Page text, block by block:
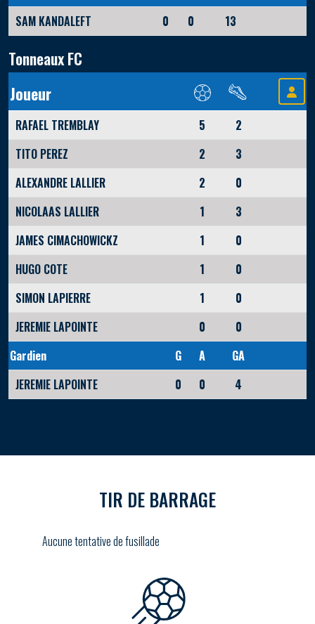
SAM KANDALEFT
0 0 13
Tonneaux FC
Joueur
RAFAEL TREMBLAY 5
2
TITO PEREZ
2
3
ALEXANDRE LALLIER
2
0
NICOLAAS LALLIER
1
3
JAMES CIMACHOWICKZ
1
0
HUGO COTE
1
0
SIMON LAPIERRE
1
0
JEREMIE LAPOINTE
0
0
Gardien
G A
GA
JEREMIE LAPOINTE
0 0 4
TIR DE BARRAGE
Aucune tentative de fusillade